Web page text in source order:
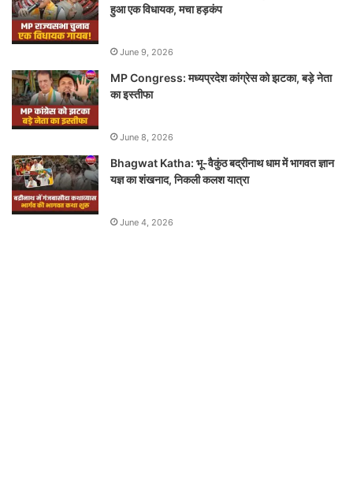
हुआ एक विधायक, मचा हड़कंप
June 9, 2026
MP Congress: मध्यप्रदेश कांग्रेस को झटका, बड़े नेता
का इस्तीफा
June 8, 2026
Bhagwat Katha: भू-वैकुंठ बद्रीनाथ धाम में भागवत ज्ञान
यज्ञ का शंखनाद, निकली कलश यात्रा
June 4, 2026